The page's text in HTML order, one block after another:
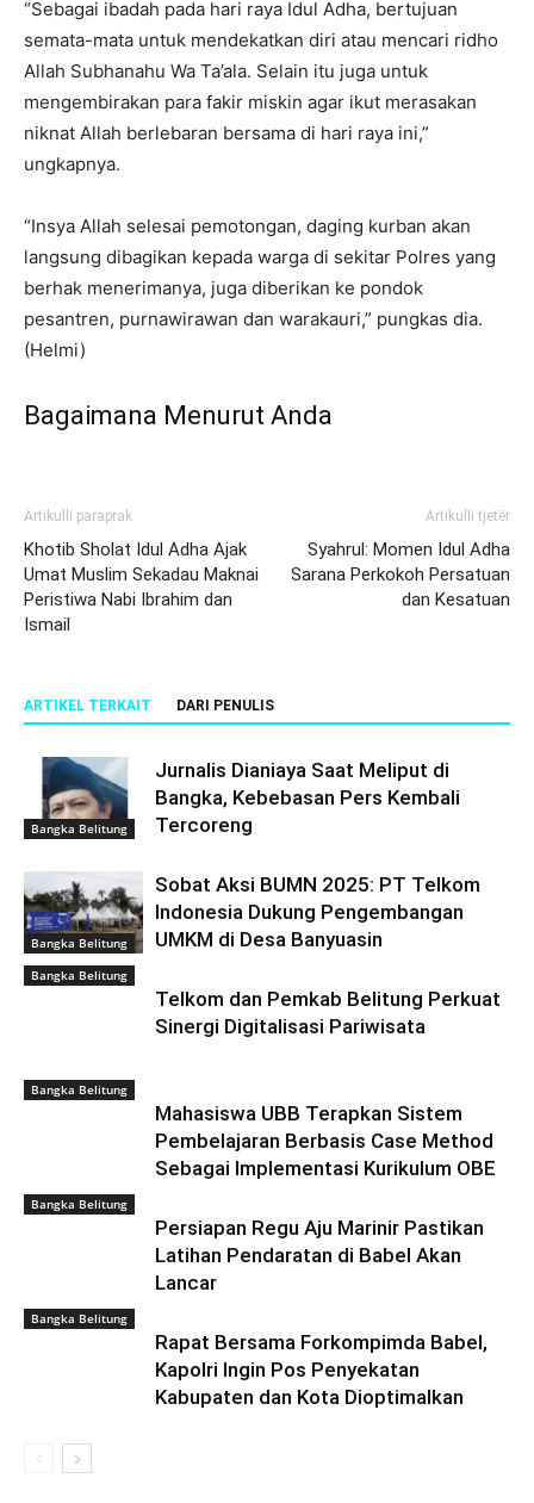
“Sebagai ibadah pada hari raya Idul Adha, bertujuan
semata-mata untuk mendekatkan diri atau mencari ridho
Allah Subhanahu Wa Ta’ala. Selain itu juga untuk
mengembirakan para fakir miskin agar ikut merasakan
niknat Allah berlebaran bersama di hari raya ini,”
ungkapnya.
“Insya Allah selesai pemotongan, daging kurban akan
langsung dibagikan kepada warga di sekitar Polres yang
berhak menerimanya, juga diberikan ke pondok
pesantren, purnawirawan dan warakauri,” pungkas dia.
(Helmi)
Bagaimana Menurut Anda
Artikulli paraprak
Khotib Sholat Idul Adha Ajak
Umat Muslim Sekadau Maknai
Peristiwa Nabi Ibrahim dan
Ismail
Artikulli tjetër
Syahrul: Momen Idul Adha
Sarana Perkokoh Persatuan
dan Kesatuan
ARTIKEL TERKAIT DARI PENULIS
Bangka Belitung
Jurnalis Dianiaya Saat Meliput di
Bangka, Kebebasan Pers Kembali
Tercoreng
Bangka Belitung
Sobat Aksi BUMN 2025: PT Telkom
Indonesia Dukung Pengembangan
UMKM di Desa Banyuasin
Bangka Belitung
Telkom dan Pemkab Belitung Perkuat
Sinergi Digitalisasi Pariwisata
Bangka Belitung
Mahasiswa UBB Terapkan Sistem
Pembelajaran Berbasis Case Method
Sebagai Implementasi Kurikulum OBE
Bangka Belitung
Persiapan Regu Aju Marinir Pastikan
Latihan Pendaratan di Babel Akan
Lancar
Bangka Belitung
Rapat Bersama Forkompimda Babel,
Kapolri Ingin Pos Penyekatan
Kabupaten dan Kota Dioptimalkan